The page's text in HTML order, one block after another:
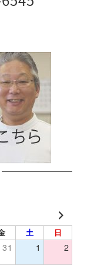
土 日
31 1 2